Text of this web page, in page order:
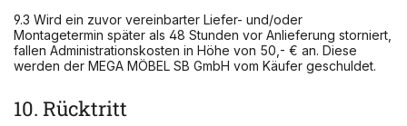
9.3 Wird ein zuvor vereinbarter Liefer- und/oder
Montagetermin später als 48 Stunden vor Anlieferung storniert,
fallen Administrationskosten in Höhe von 50,- € an. Diese
werden der MEGA MÖBEL SB GmbH vom Käufer geschuldet.
10. Rücktritt